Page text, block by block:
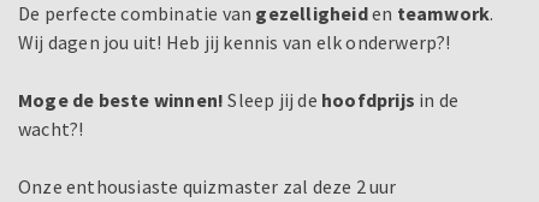
De perfecte combinatie van gezelligheiden teamwork.
Wij dagen jou uit! Heb jij kennis van elk onderwerp?!
Moge de beste winnen!Sleep jij de hoofdprijs in de
wacht?!
Onze enthousiaste quizmaster zal deze 2 uur